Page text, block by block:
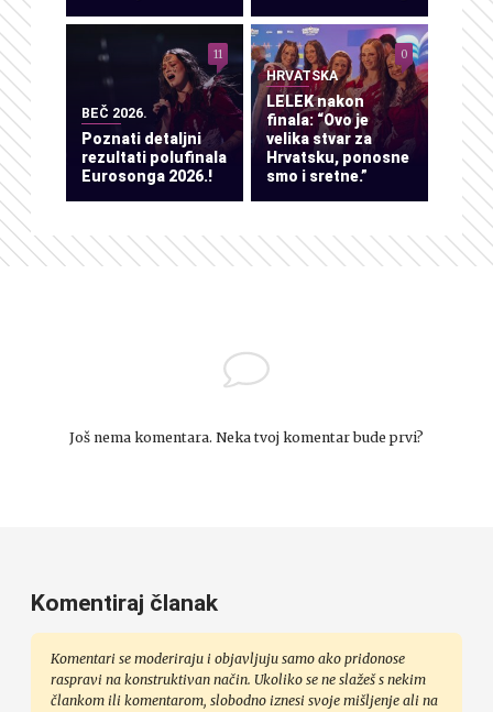
BEČ 2026.
Poznati detaljni
rezultati polufinala
Eurosonga 2026.!
11
HRVATSKA
LELEK nakon
finala: “Ovo je
velika stvar za
Hrvatsku, ponosne
smo i sretne.”
0
Još nema komentara. Neka tvoj komentar bude prvi?
Komentiraj članak
Komentari se moderiraju i objavljuju samo ako pridonose
raspravi na konstruktivan način. Ukoliko se ne slažeš s nekim
člankom ili komentarom, slobodno iznesi svoje mišljenje ali na